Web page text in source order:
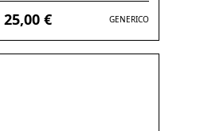
25,00 € GENERICO